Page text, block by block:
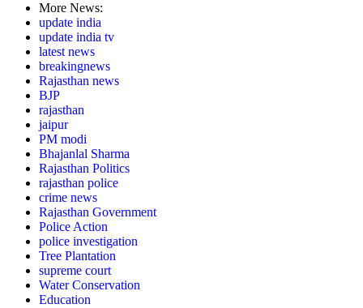
More News:
update india
update india tv
latest news
breakingnews
Rajasthan news
BJP
rajasthan
jaipur
PM modi
Bhajanlal Sharma
Rajasthan Politics
rajasthan police
crime news
Rajasthan Government
Police Action
police investigation
Tree Plantation
supreme court
Water Conservation
Education